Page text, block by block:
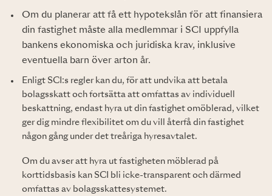
Om du planerar att få ett hypotekslån för att finansiera
din fastighet måste alla medlemmar i SCI uppfylla
bankens ekonomiska och juridiska krav, inklusive
eventuella barn över arton år.
Enligt SCI:s regler kan du, för att undvika att betala
bolagsskatt och fortsätta att omfattas av individuell
beskattning, endast hyra ut din fastighet omöblerad, vilket
ger dig mindre flexibilitet om du vill återfå din fastighet
någon gång under det treåriga hyresavtalet.
Om du avser att hyra ut fastigheten möblerad på
korttidsbasis kan SCI bli icke-transparent och därmed
omfattas av bolagsskattesystemet.